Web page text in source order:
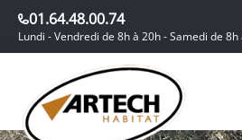
01.64.48.00.74
Lundi - Vendredi de 8h à 20h - Samedi de 8h